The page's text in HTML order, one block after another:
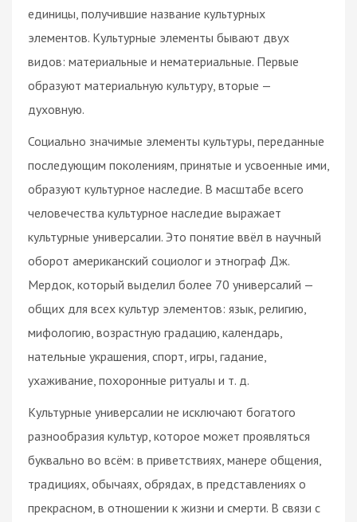
единицы, получившие название культурных
элементов. Культурные элементы бывают двух
видов: материальные и нематериальные. Первые
образуют материальную культуру, вторые —
духовную.
Социально значимые элементы культуры, переданные
последующим поколениям, принятые и усвоенные ими,
образуют культурное наследие. В масштабе всего
человечества культурное наследие выражает
культурные универсалии. Это понятие ввёл в научный
оборот американский социолог и этнограф Дж.
Мердок, который выделил более 70 универсалий —
общих для всех культур элементов: язык, религию,
мифологию, возрастную градацию, календарь,
нательные украшения, спорт, игры, гадание,
ухаживание, похоронные ритуалы и т. д.
Культурные универсалии не исключают богатого
разнообразия культур, которое может проявляться
буквально во всём: в приветствиях, манере общения,
традициях, обычаях, обрядах, в представлениях о
прекрасном, в отношении к жизни и смерти. В связи с